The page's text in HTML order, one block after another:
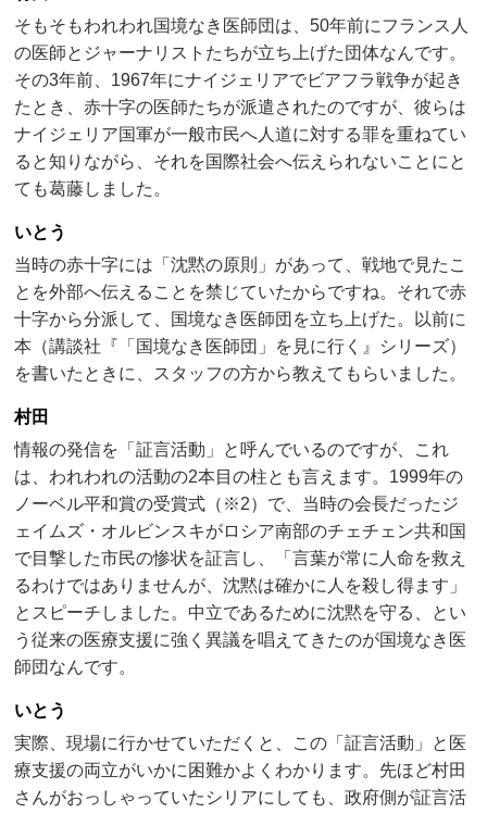
そもそもわれわれ国境なき医師団は、50年前にフランス人
の医師とジャーナリストたちが立ち上げた団体なんです。
その3年前、1967年にナイジェリアでビアフラ戦争が起き
たとき、赤十字の医師たちが派遣されたのですが、彼らは
ナイジェリア国軍が一般市民へ人道に対する罪を重ねてい
ると知りながら、それを国際社会へ伝えられないことにと
ても葛藤しました。
いとう
当時の赤十字には「沈黙の原則」があって、戦地で見たこ
とを外部へ伝えることを禁じていたからですね。それで赤
十字から分派して、国境なき医師団を立ち上げた。以前に
本（講談社『「国境なき医師団」を見に行く』シリーズ）
を書いたときに、スタッフの方から教えてもらいました。
村田
情報の発信を「証言活動」と呼んでいるのですが、これ
は、われわれの活動の2本目の柱とも言えます。1999年の
ノーベル平和賞の受賞式（※2）で、当時の会長だったジ
ェイムズ・オルビンスキがロシア南部のチェチェン共和国
で目撃した市民の惨状を証言し、「言葉が常に人命を救え
るわけではありませんが、沈黙は確かに人を殺し得ます」
とスピーチしました。中立であるために沈黙を守る、とい
う従来の医療支援に強く異議を唱えてきたのが国境なき医
師団なんです。
いとう
実際、現場に行かせていただくと、この「証言活動」と医
療支援の両立がいかに困難かよくわかります。先ほど村田
さんがおっしゃっていたシリアにしても、政府側が証言活